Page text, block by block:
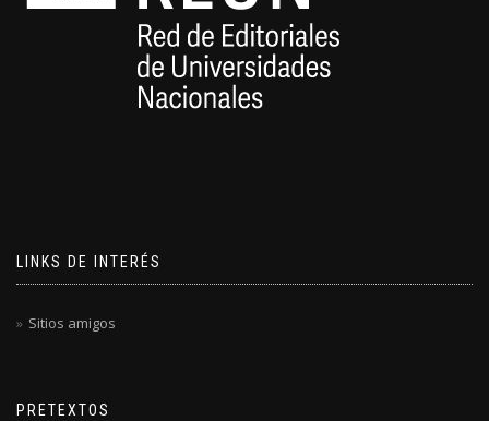
LINKS DE INTERÉS
Sitios amigos
PRETEXTOS